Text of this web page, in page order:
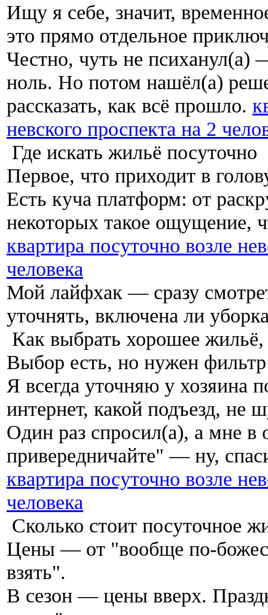
Ищу я себе, значит,
это прямо отдельное
Честно, чуть не психанул(а)
ноль. Но потом нашёл(а)
рассказать, как всё прошло.
невского проспекта на 2
Где искать жильё посуточно
Первое, что приходит в
Есть куча платформ: от
некоторых такое ощущение,
квартира посуточно возле
человека
Мой лайфхак — сразу
уточнять, включена ли
Как выбрать хорошее жильё,
Выбор есть, но нужен
Я всегда уточняю у хозяина
интернет, какой подъезд, не
Один раз спросил(а), а мне в
привередничайте" — ну,
квартира посуточно возле
человека
Сколько стоит посуточное
Цены — от "вообще по-
взять".
В сезон — цены вверх.